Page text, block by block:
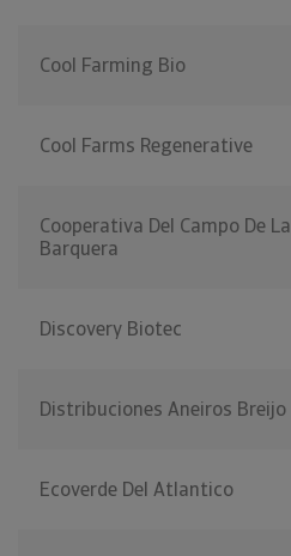
Cool Farming Bio
Cool Farms Regenerative
Cooperativa Del Campo De La
Barquera
Discovery Biotec
Distribuciones Aneiros Breijo
Ecoverde Del Atlantico